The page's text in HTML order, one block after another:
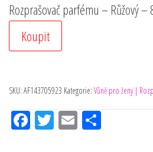
Rozprašovač parfému – Růžový –
Koupit
SKU: AF143705923 Kategorie: Vůně pro ženy |
Fac Tw Em